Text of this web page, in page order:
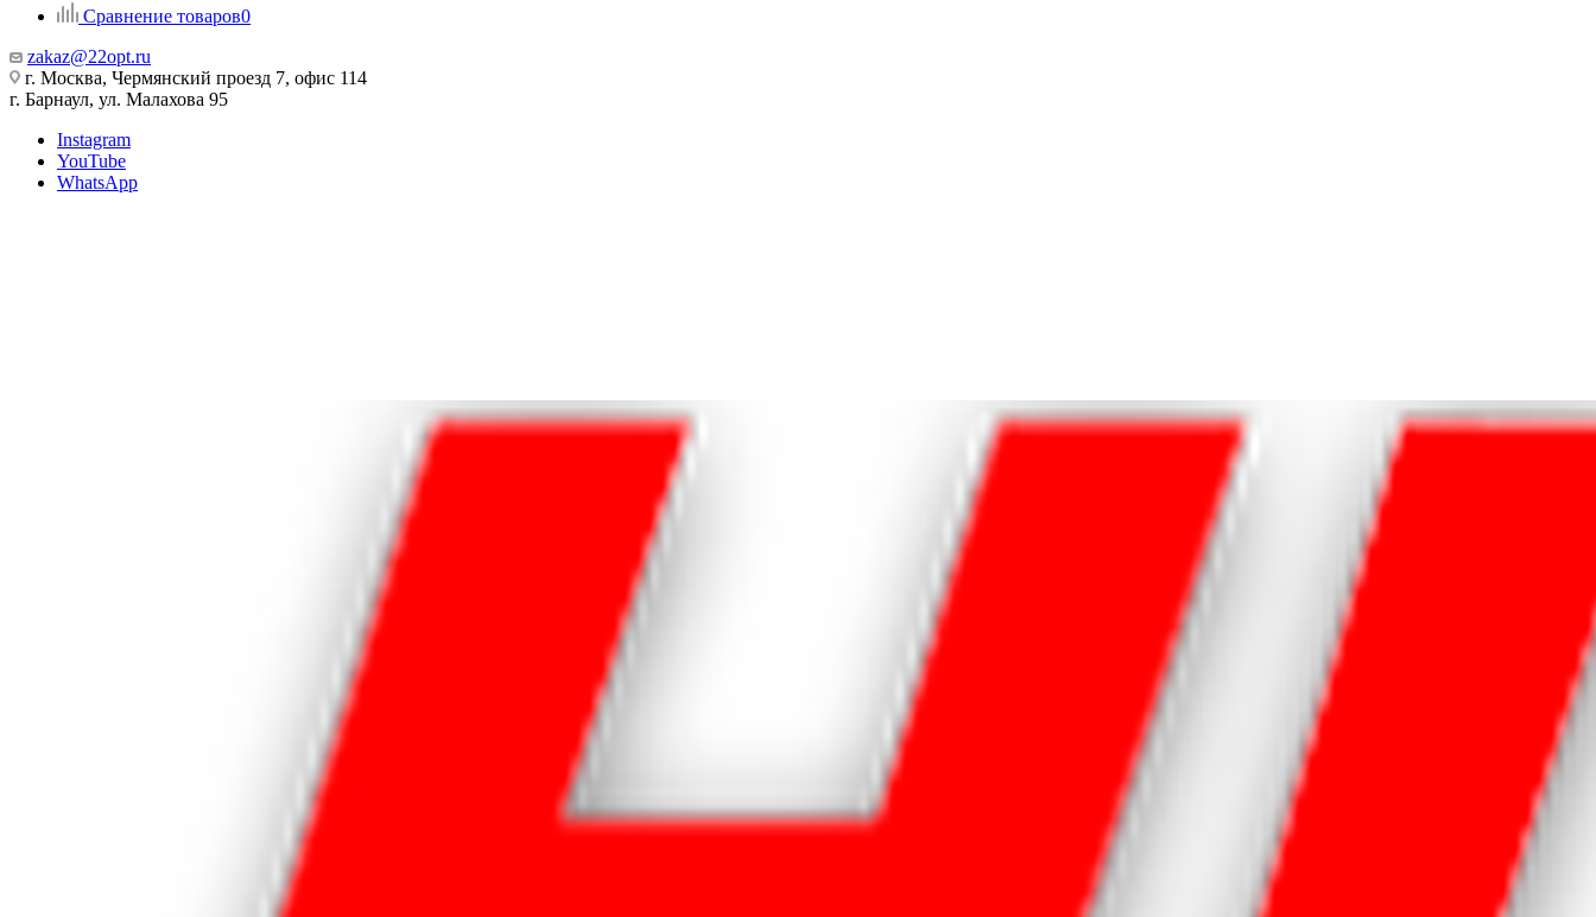
Сравнение товаров0
zakaz@22opt.ru
г. Москва, Чермянский проезд 7, офис 114
г. Барнаул, ул. Малахова 95
Instagram
YouTube
WhatsApp